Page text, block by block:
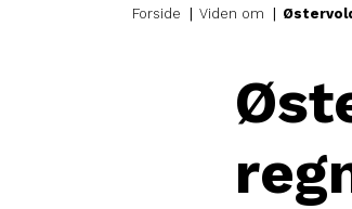
Forside Viden om